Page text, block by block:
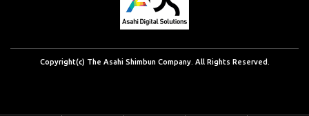
Copyright(c) The Asahi Shimbun Company. All Rights Reserved.